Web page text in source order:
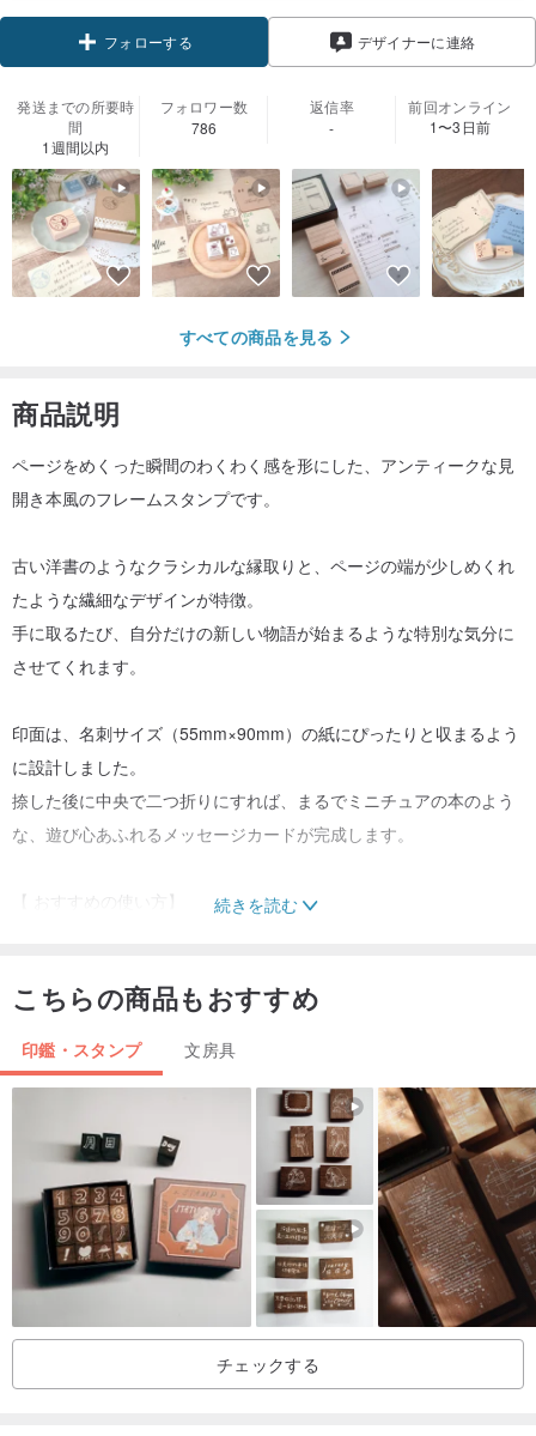
フォローする デザイナーに連絡
発送までの所要時
間
1週間以内
フォロワー数
786
返信率
-
前回オンライン
1〜3日前
すべての商品を見る
商品説明
ページをめくった瞬間のわくわく感を形にした、アンティークな見
開き本風のフレームスタンプです。
古い洋書のようなクラシカルな縁取りと、ページの端が少しめくれ
たような繊細なデザインが特徴。
手に取るたび、自分だけの新しい物語が始まるような特別な気分に
させてくれます。
印面は、名刺サイズ（55mm×90mm）の紙にぴったりと収まるよう
に設計しました。
捺した後に中央で二つ折りにすれば、まるでミニチュアの本のよう
な、遊び心あふれるメッセージカードが完成します。
【 おすすめの使い方】
ードになります。
・◆手帳や日記の特別なスペースに
その日の大切な言葉や、お気に入りのフレーズを書き留めるフレー
ムとして。
◆大切な方への宛先枠として
封筒に捺せば、まるでお手紙そのものが物語の一節のような、おし
ゃれな宛先枠に。
◆ショップカードやサンキューカードに
ハンドメイド作品に添えるカードに。裏表にスタンプを組み合わせ
続きを読む
こちらの商品もおすすめ
印鑑・スタンプ 文房具
チェックする